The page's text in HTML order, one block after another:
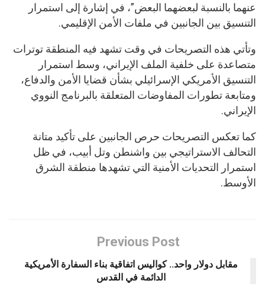
عنهما بالنسبة لبعضهما البعض”، في إشارة إلى استمرار
التنسيق بين الجانبين في ملفات الأمن الإقليمي.
وتأتي هذه التصريحات في وقت تشهد فيه المنطقة توترات
متصاعدة على خلفية الملف الإيراني، وسط استمرار
التنسيق الأمريكي الإسرائيلي بشأن قضايا الأمن والدفاع،
ومتابعة تطورات المفاوضات المتعلقة بالبرنامج النووي
الإيراني.
كما تعكس التصريحات حرص الجانبين على تأكيد متانة
التحالف الاستراتيجي بين واشنطن وتل أبيب، في ظل
استمرار التحديات الأمنية التي تشهدها منطقة الشرق
الأوسط.
Previous Post
مقابل دولار واحد.. كواليس اتفاقية بناء السفارة الأمريكية
الدائمة في القدس